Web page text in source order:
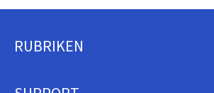
Footer
RUBRIKEN